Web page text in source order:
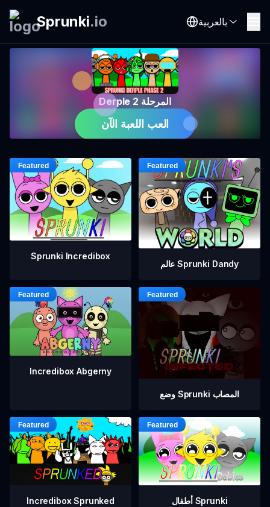
Sprunki.io بالعربية
Derple المرحلة 2
العب اللعبة الآن
Sprunki Incredibox
عالم Sprunki Dandy
Incredibox Abgerny
وضع Sprunki المصاب
Incredibox Sprunked أطفال Sprunki